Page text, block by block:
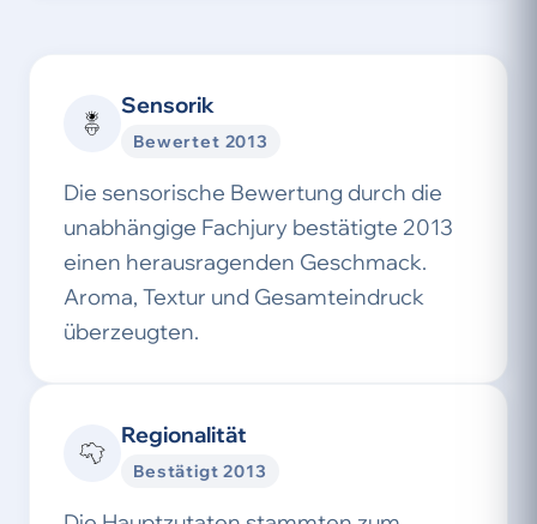
Sensorik
Bewertet 2013
Die sensorische Bewertung durch die
unabhängige Fachjury bestätigte 2013
einen herausragenden Geschmack.
Aroma, Textur und Gesamteindruck
überzeugten.
Regionalität
Bestätigt 2013